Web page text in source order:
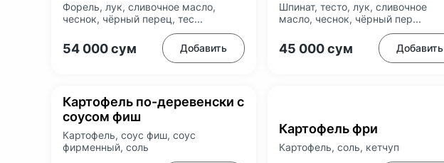
Форель, лук, сливочное масло,
чеснок, чёрный перец, тес...
54 000сум Добавить
Шпинат, тесто, лук, сливочное
масло, чеснок, чёрный пер...
45 000сум Добавить
Картофель по-деревенски с
соусом фиш
Картофель, соус фиш, соус
фирменный, соль
Картофель фри
Картофель, соль, кетчуп